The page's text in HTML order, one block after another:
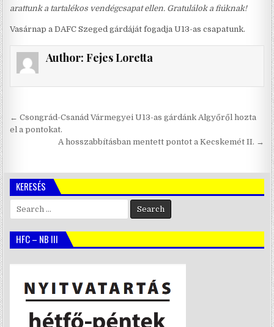
arattunk a tartalékos vendégcsapat ellen. Gratulálok a fiúknak!
Vasárnap a DAFC Szeged gárdáját fogadja U13-as csapatunk.
Author: Fejes Loretta
Bejegyzés
navigáció
← Csongrád-Csanád Vármegyei U13-as gárdánk Algyőről hozta
el a pontokat.
A hosszabbításban mentett pontot a Kecskemét II. →
KERESÉS
HFC – NB III